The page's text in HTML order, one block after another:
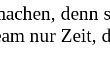
nur Zeit,